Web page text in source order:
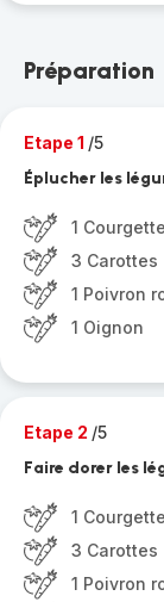
Préparation
Etape 1 /5
Éplucher les
1 Courgette
3 Carottes
1 Poivron
1 Oignon
Etape 2 /5
Faire dorer les
1 Courgette
3 Carottes
1 Poivron